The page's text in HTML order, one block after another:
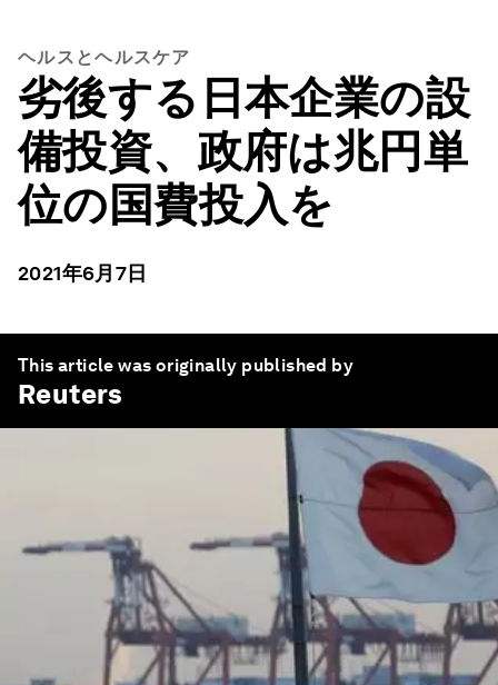
ヘルスとヘルスケア
劣後する日本企業の設
備投資、政府は兆円単
位の国費投入を
2021年6月7日
This article was originally published by
Reuters